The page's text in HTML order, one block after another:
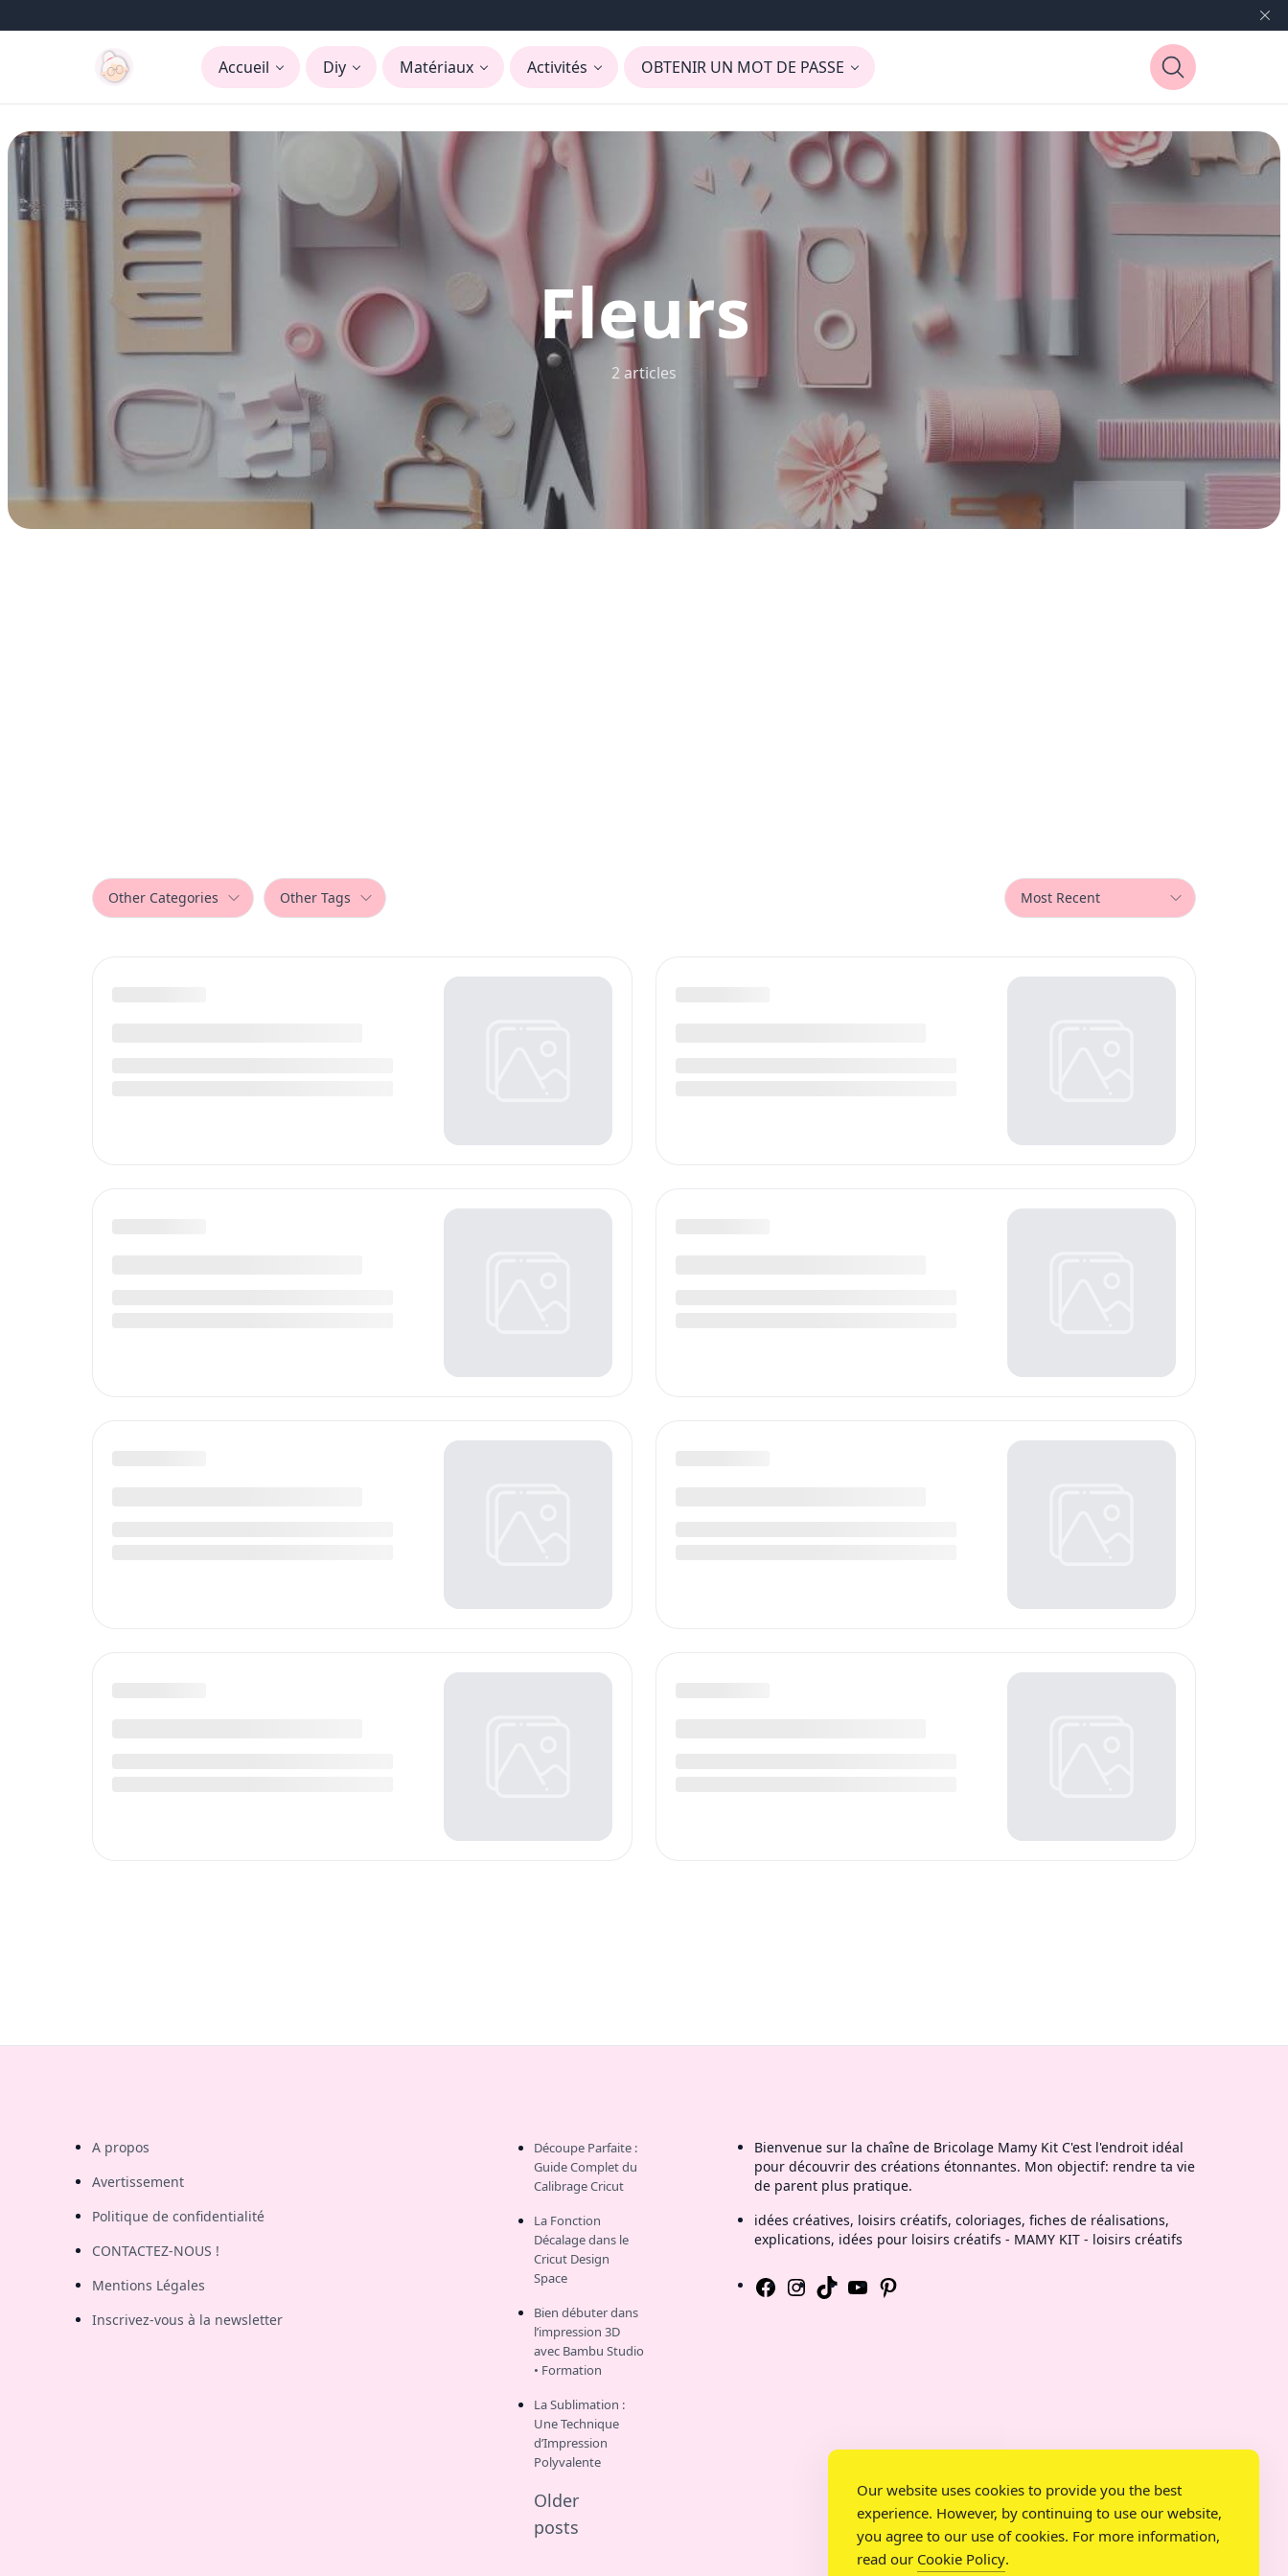
Accueil Diy Matériaux Activités OBTENIR UN MOT DE PASSE
Fleurs
2 articles
Other Categories Other Tags Most Recent
A propos
Avertissement
Politique de confidentialité
CONTACTEZ-NOUS !
Mentions Légales
Inscrivez-vous à la newsletter
Découpe Parfaite :
Guide Complet du
Calibrage Cricut
La Fonction
Décalage dans le
Cricut Design
Space
Bien débuter dans
l’impression 3D
avec Bambu Studio
• Formation
La Sublimation :
Une Technique
d’Impression
Polyvalente
Older
posts
Bienvenue sur la chaîne de Bricolage Mamy Kit C'est l'endroit idéal
pour découvrir des créations étonnantes. Mon objectif: rendre ta vie
de parent plus pratique.
idées créatives, loisirs créatifs, coloriages, fiches de réalisations,
explications, idées pour loisirs créatifs - MAMY KIT - loisirs créatifs
Our website uses cookies to provide you the best
experience. However, by continuing to use our website,
you agree to our use of cookies. For more information,
read our Cookie Policy.